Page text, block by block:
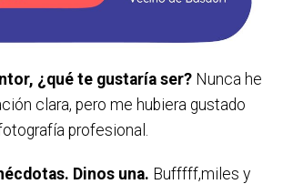
¿qué te gustaría ser?Nunca he
clara, pero me hubiera gustado
profesional.
Dinos una. Bufffff,miles y